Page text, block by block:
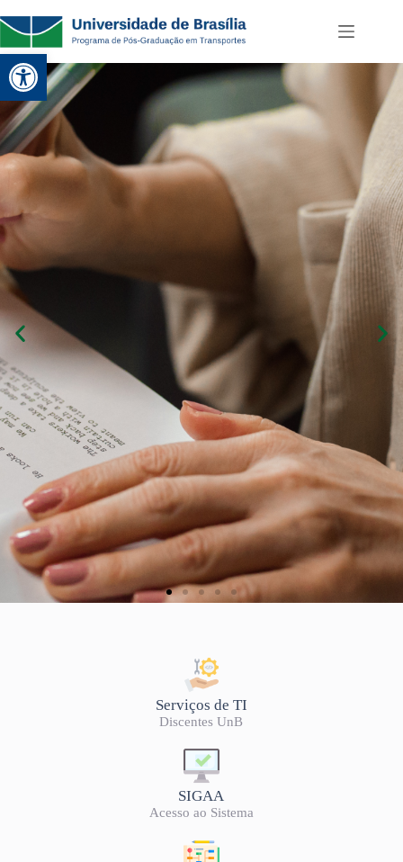
Abrir a barra de ferramentas
Serviços de TI
Discentes UnB
SIGAA
Acesso ao Sistema